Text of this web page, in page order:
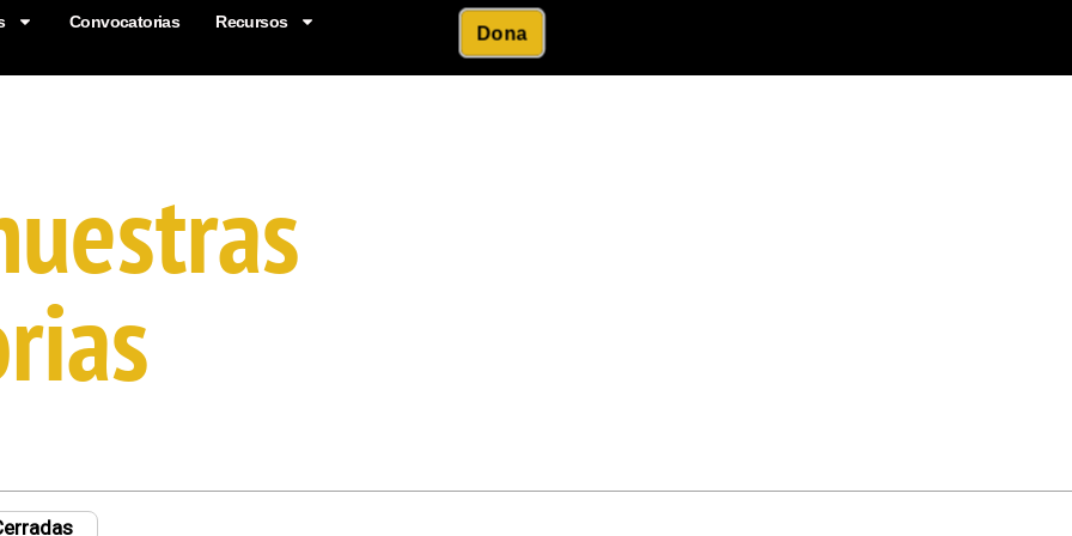
Convocatorias Recursos
Dona